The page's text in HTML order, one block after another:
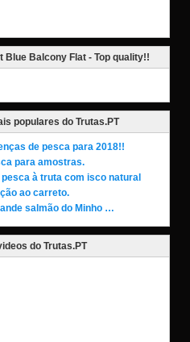
Blue Balcony Flat - Top quality!!
populares do Trutas.PT
de pesca para 2018!!
para amostras.
à truta com isco natural
ao carreto.
salmão do Minho …
do Trutas.PT